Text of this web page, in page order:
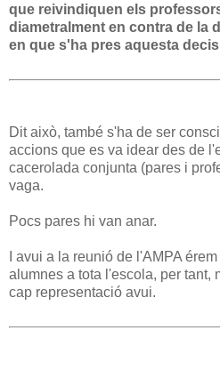
que reivindiquen els
diametralment en contra de la
en que s'ha pres aquesta
Dit això, també s'ha de ser
accions que es va idear des de
cacerolada conjunta (pares i
vaga.
Pocs pares hi van anar.
I avui a la reunió de l'AMPA
alumnes a tota l'escola, per tant,
cap representació avui.